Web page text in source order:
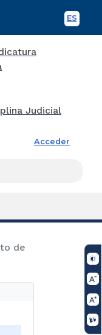
ES
Acceder
de